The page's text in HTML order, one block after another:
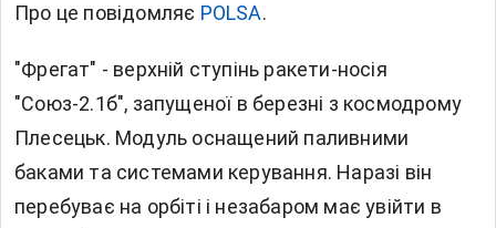
Про це повідомляє POLSA.
"Фрегат" - верхній ступінь ракети-носія
"Союз-2.1б", запущеної в березні з космодрому
Плесецьк. Модуль оснащений паливними
баками та системами керування. Наразі він
перебуває на орбіті і незабаром має увійти в